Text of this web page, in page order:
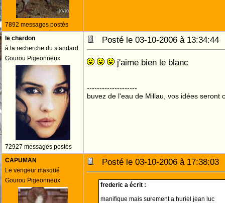
7892 messages postés
le chardon
à la recherche du standard
Gourou Pigeonneux
72927 messages postés
Posté le 03-10-2006 à
j'aime bien le blanc
--------------------
buvez de l'eau de Millau, vos idées seront
CAPUMAN
Le vengeur masqué
Gourou Pigeonneux
Posté le 03-10-2006 à
frederic a écrit :
manifique mais surement a huriel jean luc